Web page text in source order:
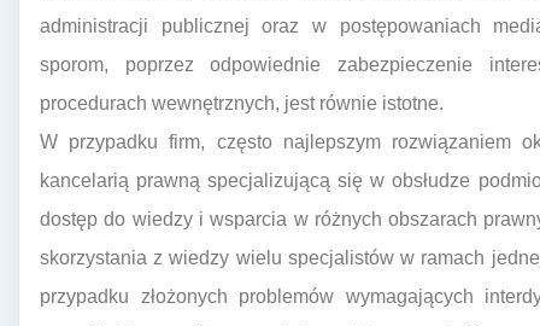
administracji publicznej oraz w postępowaniach
sporom, poprzez odpowiednie zabezpieczenie
procedurach wewnętrznych, jest równie istotne.
W przypadku firm, często najlepszym rozwiązaniem
kancelarią prawną specjalizującą się w obsłudze
dostęp do wiedzy i wsparcia w różnych obszarach
skorzystania z wiedzy wielu specjalistów w ramach
przypadku złożonych problemów wymagających